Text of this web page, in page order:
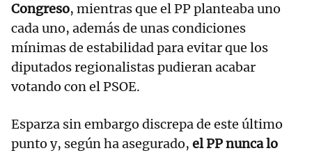
Congreso, mientras que el PP planteaba uno
cada uno, además de unas condiciones
mínimas de estabilidad para evitar que los
diputados regionalistas pudieran acabar
votando con el PSOE.
Esparza sin embargo discrepa de este último
punto y, según ha asegurado, el PP nunca lo